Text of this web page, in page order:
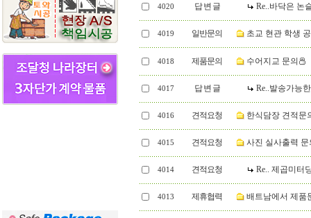
4020 답 변 글 Re..바닥은 논
4019 일반문의 초교 현관 학생
4018 제품문의 수어지교 문의
4017 답 변 글 Re..발송가능
4016 견적요청 한식담장 견적문
4015 견적요청 사진 실사출력 문
4014 견적요청 Re.. 제곱미터
4013 제휴협력 배트남에서 제품